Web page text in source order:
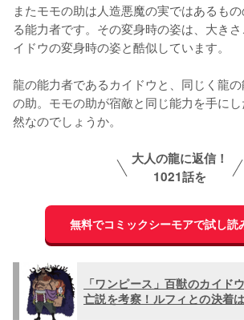
またモモの助は人造悪魔の実ではあるも
る能力者です。その変身時の姿は、大き
イドウの変身時の姿と酷似しています。
龍の能力者であるカイドウと、同じく龍
の助。モモの助が宿敵と同じ能力を手に
然なのでしょうか。
大人の龍に返信！
1021話を
無料でコミックシーモアで試し読
「ワンピース」百獣のカイド
亡説を考察！ルフィとの決着